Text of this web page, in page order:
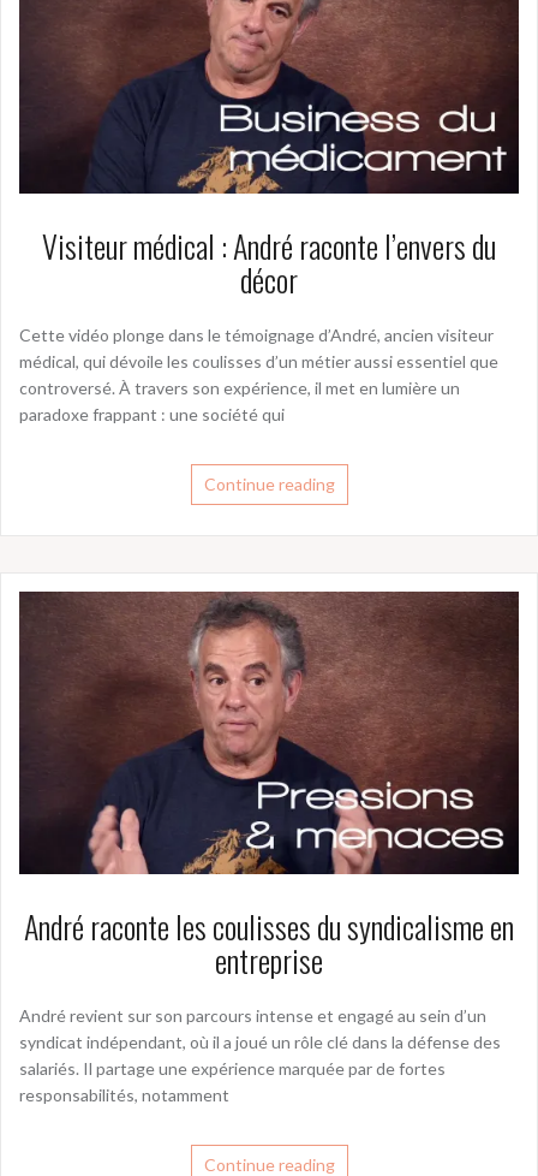
Visiteur médical : André raconte l’envers du
décor
Cette vidéo plonge dans le témoignage d’André, ancien visiteur
médical, qui dévoile les coulisses d’un métier aussi essentiel que
controversé. À travers son expérience, il met en lumière un
paradoxe frappant : une société qui
Continue reading
André raconte les coulisses du syndicalisme en
entreprise
André revient sur son parcours intense et engagé au sein d’un
syndicat indépendant, où il a joué un rôle clé dans la défense des
salariés. Il partage une expérience marquée par de fortes
responsabilités, notamment
Continue reading